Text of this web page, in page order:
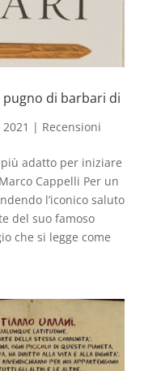
di barbari di
| Recensioni
più adatto per iniziare
Cappelli Per un
l’iconico saluto
del suo famoso
che si legge come